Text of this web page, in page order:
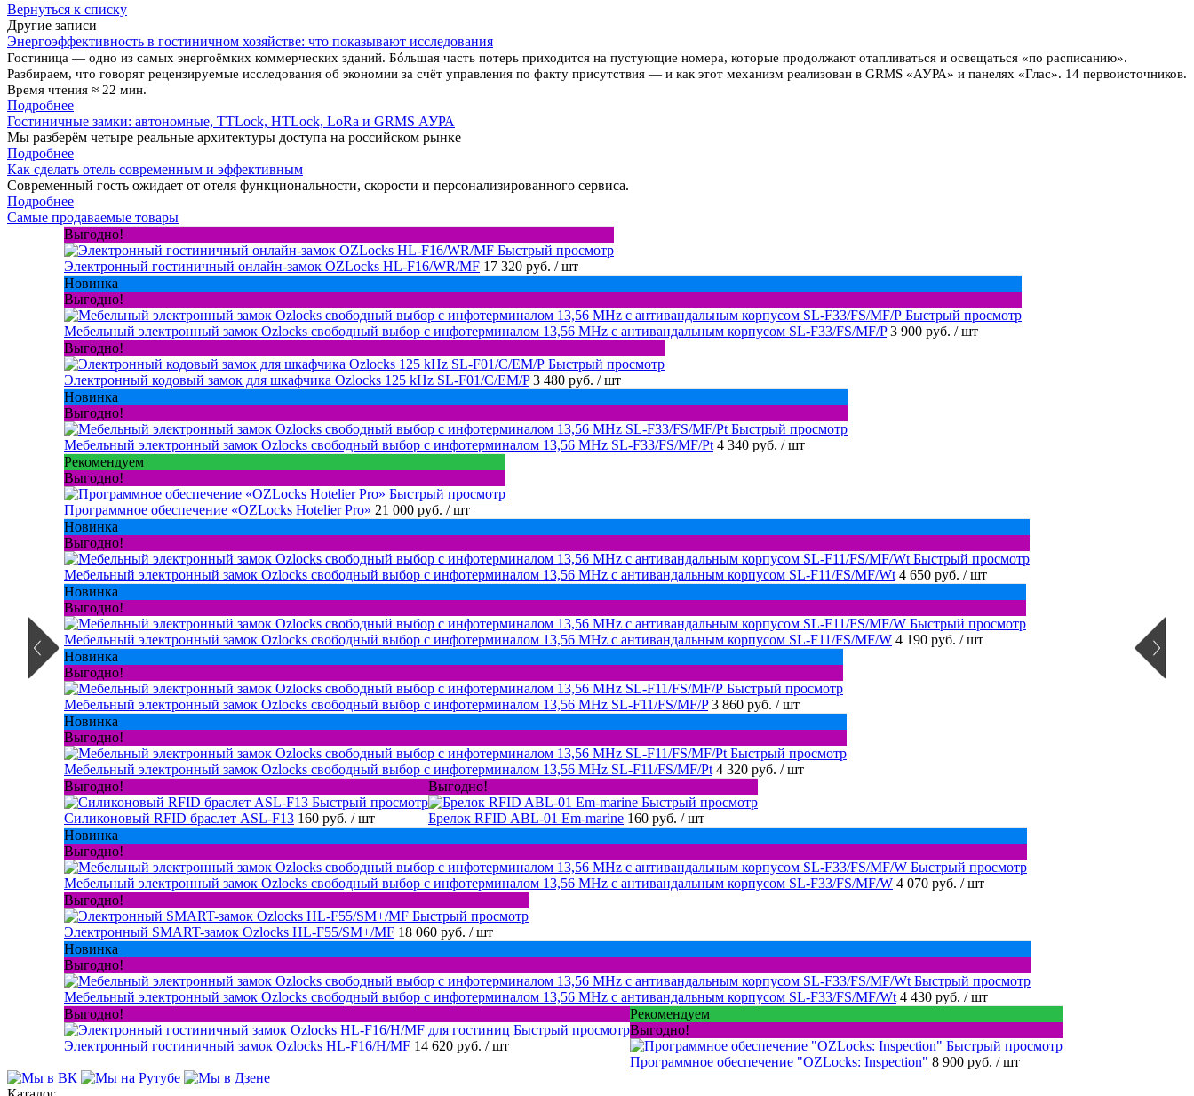
Вернуться к списку
Другие записи
Энергоэффективность в гостиничном хозяйстве: что показывают исследования
Гостиница — одно из самых энергоёмких коммерческих зданий. Бóльшая часть потерь приходится на пустующие номера, которые продолжают отапливаться и освещаться «по расписанию».
Разбираем, что говорят рецензируемые исследования об экономии за счёт управления по факту присутствия — и как этот механизм реализован в GRMS «АУРА» и панелях «Глас». 14 первоисточников.
Время чтения ≈ 22 мин.
Подробнее
Гостиничные замки: автономные, TTLock, HTLock, LoRa и GRMS АУРА
Мы разберём четыре реальные архитектуры доступа на российском рынке
Подробнее
Как сделать отель современным и эффективным
Современный гость ожидает от отеля функциональности, скорости и персонализированного сервиса.
Подробнее
Самые продаваемые товары
Выгодно!
Быстрый просмотр
Электронный гостиничный онлайн-замок OZLocks HL-F16/WR/MF 17 320 руб. / шт
Новинка
Выгодно!
Быстрый просмотр
Мебельный электронный замок Ozlocks свободный выбор с инфотерминалом 13,56 MHz с антивандальным корпусом SL-F33/FS/MF/P 3 900 руб. / шт
Выгодно!
Быстрый просмотр
Электронный кодовый замок для шкафчика Ozlocks 125 kHz SL-F01/C/EM/P 3 480 руб. / шт
Новинка
Выгодно!
Быстрый просмотр
Мебельный электронный замок Ozlocks свободный выбор с инфотерминалом 13,56 MHz SL-F33/FS/MF/Pt 4 340 руб. / шт
Рекомендуем
Выгодно!
Быстрый просмотр
Программное обеспечение «OZLocks Hotelier Pro» 21 000 руб. / шт
Новинка
Выгодно!
Быстрый просмотр
Мебельный электронный замок Ozlocks свободный выбор с инфотерминалом 13,56 MHz с антивандальным корпусом SL-F11/FS/MF/Wt 4 650 руб. / шт
Новинка
Выгодно!
Быстрый просмотр
Мебельный электронный замок Ozlocks свободный выбор с инфотерминалом 13,56 MHz с антивандальным корпусом SL-F11/FS/MF/W 4 190 руб. / шт
Новинка
Выгодно!
Быстрый просмотр
Мебельный электронный замок Ozlocks свободный выбор с инфотерминалом 13,56 MHz SL-F11/FS/MF/P 3 860 руб. / шт
Новинка
Выгодно!
Быстрый просмотр
Мебельный электронный замок Ozlocks свободный выбор с инфотерминалом 13,56 MHz SL-F11/FS/MF/Pt 4 320 руб. / шт
Выгодно!
Быстрый просмотр
Силиконовый RFID браслет ASL-F13 160 руб. / шт
Выгодно!
Быстрый просмотр
Брелок RFID ABL-01 Em-marine 160 руб. / шт
Новинка
Выгодно!
Быстрый просмотр
Мебельный электронный замок Ozlocks свободный выбор с инфотерминалом 13,56 MHz с антивандальным корпусом SL-F33/FS/MF/W 4 070 руб. / шт
Выгодно!
Быстрый просмотр
Электронный SMART-замок Ozlocks HL-F55/SM+/MF 18 060 руб. / шт
Новинка
Выгодно!
Быстрый просмотр
Мебельный электронный замок Ozlocks свободный выбор с инфотерминалом 13,56 MHz с антивандальным корпусом SL-F33/FS/MF/Wt 4 430 руб. / шт
Выгодно!
Быстрый просмотр
Электронный гостиничный замок Ozlocks HL-F16/H/MF 14 620 руб. / шт
Рекомендуем
Выгодно!
Быстрый просмотр
Программное обеспечение "OZLocks: Inspection" 8 900 руб. / шт